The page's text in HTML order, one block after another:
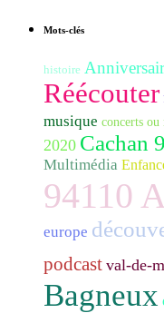
Mots-clés
histoire
Réécouter
musique concerts
2020 Cachan
Multimédia
94110
europe
podcast val-de-
Bagneux